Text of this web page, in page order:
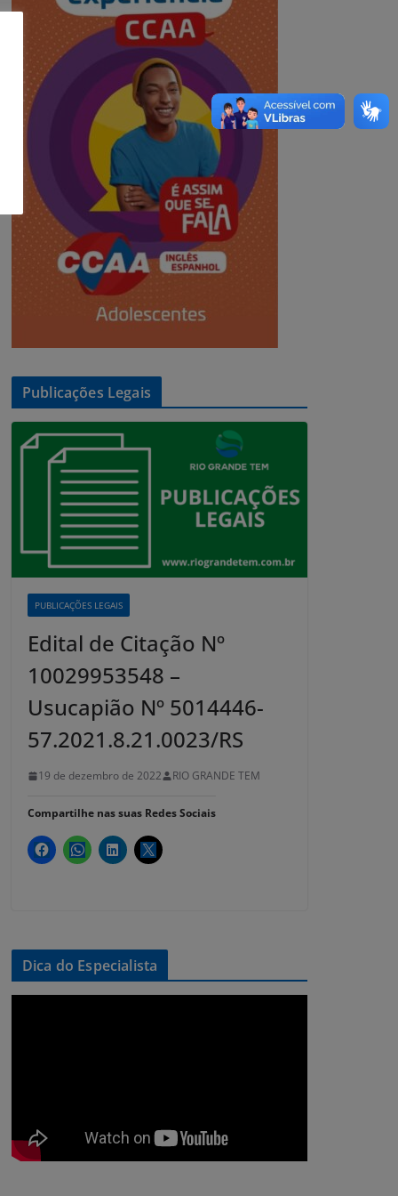
Publicações Legais
PUBLICAÇÕES LEGAIS
Edital de Citação Nº
10029953548 –
Usucapião Nº 5014446-
57.2021.8.21.0023/RS
19 de dezembro de 2022 RIO GRANDE TEM
Compartilhe nas suas Redes Sociais
Dica do Especialista